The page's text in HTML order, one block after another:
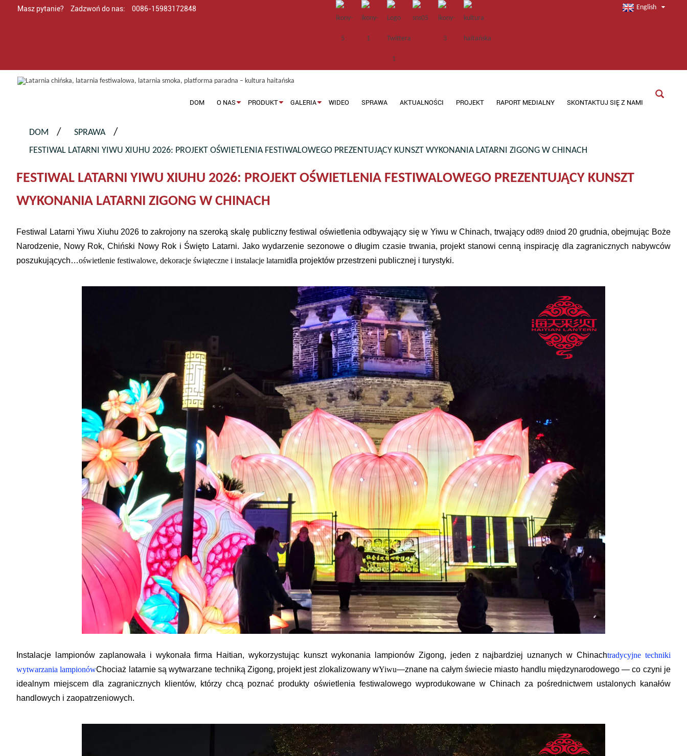
Masz pytanie? Zadzwoń do nas: 0086-15983172848 English
DOM O NAS PRODUKT GALERIA WIDEO SPRAWA AKTUALNOŚCI PROJEKT RAPORT MEDIALNY SKONTAKTUJ SIĘ Z NAMI
DOM
SPRAWA
FESTIWAL LATARNI YIWU XIUHU 2026: PROJEKT OŚWIETLENIA FESTIWALOWEGO PREZENTUJĄCY KUNSZT WYKONANIA LATARNI ZIGONG W CHINACH
FESTIWAL LATARNI YIWU XIUHU 2026: PROJEKT OŚWIETLENIA FESTIWALOWEGO PREZENTUJĄCY KUNSZT
WYKONANIA LATARNI ZIGONG W CHINACH
Festiwal Latarni Yiwu Xiuhu 2026 to zakrojony na szeroką skalę publiczny festiwal oświetlenia odbywający się w Yiwu w Chinach, trwający od89 dniod 20 grudnia, obejmując Boże
Narodzenie, Nowy Rok, Chiński Nowy Rok i Święto Latarni. Jako wydarzenie sezonowe o długim czasie trwania, projekt stanowi cenną inspirację dla zagranicznych nabywców
poszukujących…oświetlenie festiwalowe, dekoracje świąteczne i instalacje latarnidla projektów przestrzeni publicznej i turystyki.
Instalacje lampionów zaplanowała i wykonała firma Haitian, wykorzystując kunszt wykonania lampionów Zigong, jeden z najbardziej uznanych w Chinachtradycyjne techniki
wytwarzania lampionówChociaż latarnie są wytwarzane techniką Zigong, projekt jest zlokalizowany wYiwu—znane na całym świecie miasto handlu międzynarodowego — co czyni je
idealnym miejscem dla zagranicznych klientów, którzy chcą poznać produkty oświetlenia festiwalowego wyprodukowane w Chinach za pośrednictwem ustalonych kanałów
handlowych i zaopatrzeniowych.